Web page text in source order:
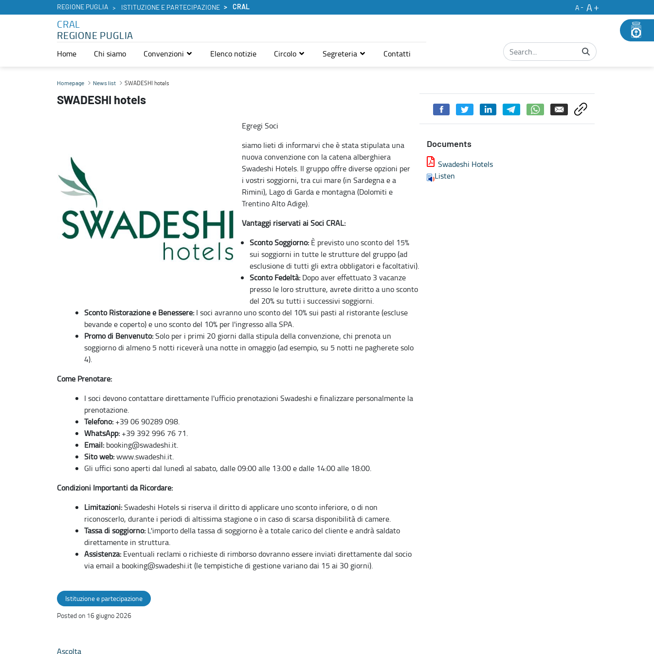
REGIONE PUGLIA ISTITUZIONE E PARTECIPAZIONE CRAL A
A
CRAL
REGIONE PUGLIA
Home Chi siamo Convenzioni Elenco notizie Circolo Segreteria Contatti
SWADESHI hotels - CRAL
Homepage News list SWADESHI hotels
SWADESHI hotels
Egregi Soci
siamo lieti di informarvi che è stata stipulata una
nuova convenzione con la catena alberghiera
Swadeshi Hotels. Il gruppo offre diverse opzioni per
i vostri soggiorni, tra cui mare (in Sardegna e a
Rimini), Lago di Garda e montagna (Dolomiti e
Trentino Alto Adige).
Vantaggi riservati ai Soci CRAL:
Sconto Soggiorno: È previsto uno sconto del 15%
sui soggiorni in tutte le strutture del gruppo (ad
esclusione di tutti gli extra obbligatori e facoltativi).
Sconto Fedeltà: Dopo aver effettuato 3 vacanze
presso le loro strutture, avrete diritto a uno sconto
del 20% su tutti i successivi soggiorni.
Sconto Ristorazione e Benessere: I soci avranno uno sconto del 10% sui pasti al ristorante (escluse
bevande e coperto) e uno sconto del 10% per l'ingresso alla SPA.
Promo di Benvenuto:Solo per i primi 20 giorni dalla stipula della convenzione, chi prenota un
soggiorno di almeno 5 notti riceverà una notte in omaggio (ad esempio, su 5 notti ne pagherete solo
4).
Come Prenotare:
I soci devono contattare direttamente l'ufficio prenotazioni Swadeshi e finalizzare personalmente la
prenotazione.
Telefono:+39 06 90289 098.
WhatsApp:+39 392 996 76 71.
Email: booking@swadeshi.it.
Sito web:www.swadeshi.it.
Gli uffici sono aperti dal lunedì al sabato, dalle 09:00 alle 13:00 e dalle 14:00 alle 18:00.
Condizioni Importanti da Ricordare:
Limitazioni:Swadeshi Hotels si riserva il diritto di applicare uno sconto inferiore, o di non
riconoscerlo, durante i periodi di altissima stagione o in caso di scarsa disponibilità di camere.
Tassa di soggiorno: L'importo della tassa di soggiorno è a totale carico del cliente e andrà saldato
direttamente in struttura.
Assistenza: Eventuali reclami o richieste di rimborso dovranno essere inviati direttamente dal socio
via email a booking@swadeshi.it (le tempistiche di gestione variano dai 15 ai 30 giorni).
Documents
Swadeshi Hotels
Listen
Istituzione e partecipazione
Posted on 16 giugno 2026
Ascolta